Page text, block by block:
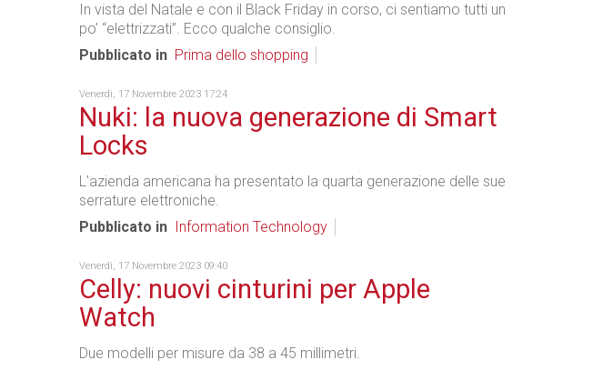
In vista del Natale e con il Black Friday in corso, ci sentiamo tutti un
po’ “elettrizzati”. Ecco qualche consiglio.
Pubblicato in Prima dello shopping
Venerdì, 17 Novembre 2023 17:24
Nuki: la nuova generazione di Smart
Locks
L'azienda americana ha presentato la quarta generazione delle sue
serrature elettroniche.
Pubblicato in
Information Technology
Venerdì, 17 Novembre 2023 09:40
Celly: nuovi cinturini per Apple
Watch
Due modelli per misure da 38 a 45 millimetri.